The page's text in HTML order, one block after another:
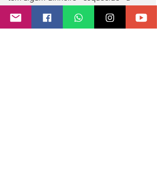
entidades do sistema financeiro.